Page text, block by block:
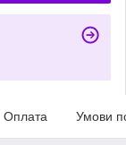
Оплата Умови